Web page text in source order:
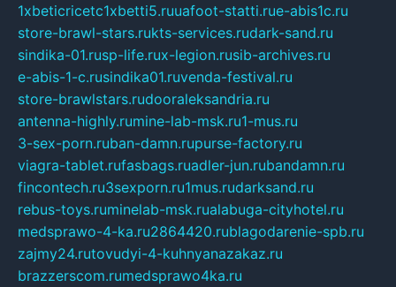
1xbeticricetc1xbetti5.ruuafoot-statti.rue-abis1c.ru
store-brawl-stars.rukts-services.rudark-sand.ru
sindika-01.rusp-life.rux-legion.rusib-archives.ru
e-abis-1-c.rusindika01.ruvenda-festival.ru
store-brawlstars.rudooraleksandria.ru
antenna-highly.rumine-lab-msk.ru1-mus.ru
3-sex-porn.ruban-damn.rupurse-factory.ru
viagra-tablet.rufasbags.ruadler-jun.rubandamn.ru
fincontech.ru3sexporn.ru1mus.rudarksand.ru
rebus-toys.ruminelab-msk.rualabuga-cityhotel.ru
medsprawo-4-ka.ru2864420.rublagodarenie-spb.ru
zajmy24.rutovudyi-4-kuhnyanazakaz.ru
brazzerscom.rumedsprawo4ka.ru